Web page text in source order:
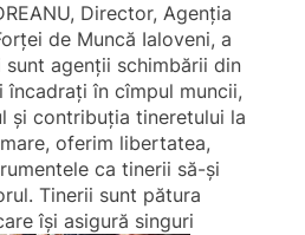
Director, Agenţia
de Muncă Ialoveni, a
agenţii schimbării din
încadraţi în cîmpul muncii,
şi contribuţia tineretului la
oferim libertatea,
ca tinerii să-şi
Tinerii sunt pătura
îşi asigură singuri